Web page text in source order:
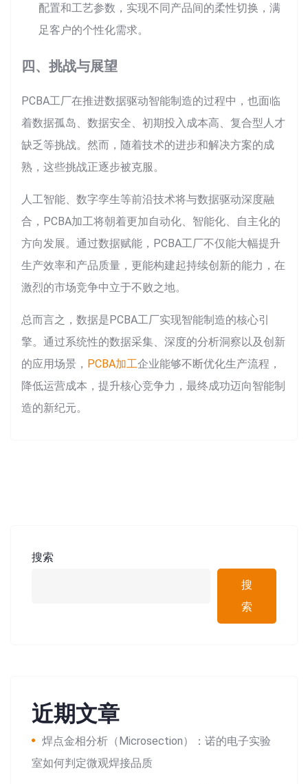
配置和工艺参数，实现不同产品间的柔性切换，满
足客户的个性化需求。
四、挑战与展望
PCBA工厂在推进数据驱动智能制造的过程中，也面临
着数据孤岛、数据安全、初期投入成本高、复合型人才
缺乏等挑战。然而，随着技术的进步和解决方案的成
熟，这些挑战正逐步被克服。
人工智能、数字孪生等前沿技术将与数据驱动深度融
合，PCBA加工将朝着更加自动化、智能化、自主化的
方向发展。通过数据赋能，PCBA工厂不仅能大幅提升
生产效率和产品质量，更能构建起持续创新的能力，在
激烈的市场竞争中立于不败之地。
总而言之，数据是PCBA工厂实现智能制造的核心引
擎。通过系统性的数据采集、深度的分析洞察以及创新
的应用场景， PCBA加工企业能够不断优化生产流程，
降低运营成本，提升核心竞争力，最终成功迈向智能制
造的新纪元。
搜索
搜
索
近期文章
焊点金相分析（Microsection）：诺的电子实验
室如何判定微观焊接品质